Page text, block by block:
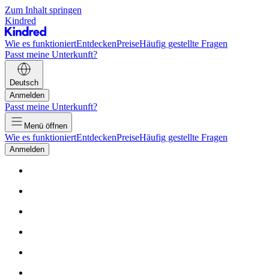
Zum Inhalt springen
Kindred
Wie es funktioniertEntdeckenPreiseHäufig gestellte Fragen
Passt meine Unterkunft?
Deutsch
Anmelden
Passt meine Unterkunft?
Menü öffnen
Wie es funktioniertEntdeckenPreiseHäufig gestellte Fragen
Anmelden